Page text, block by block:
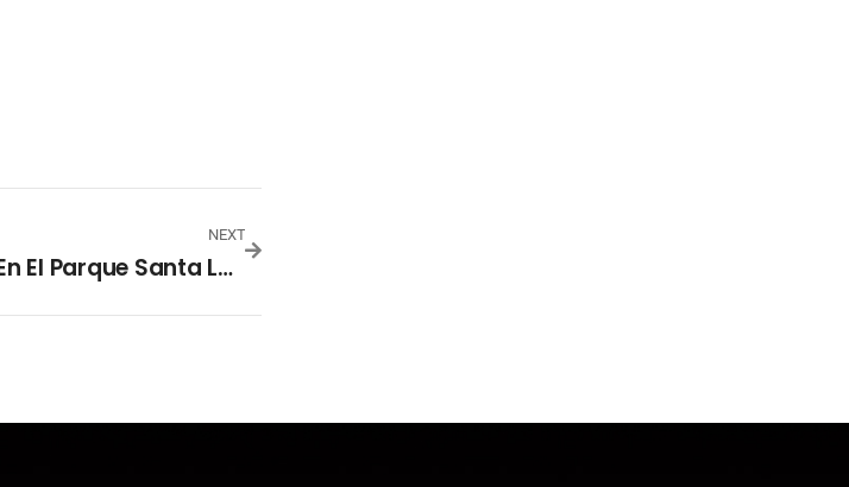
NEXT
Mantenimiento En El Parque Santa Lucía Mejora Sus Condiciones De Uso En Santa Ana Centro